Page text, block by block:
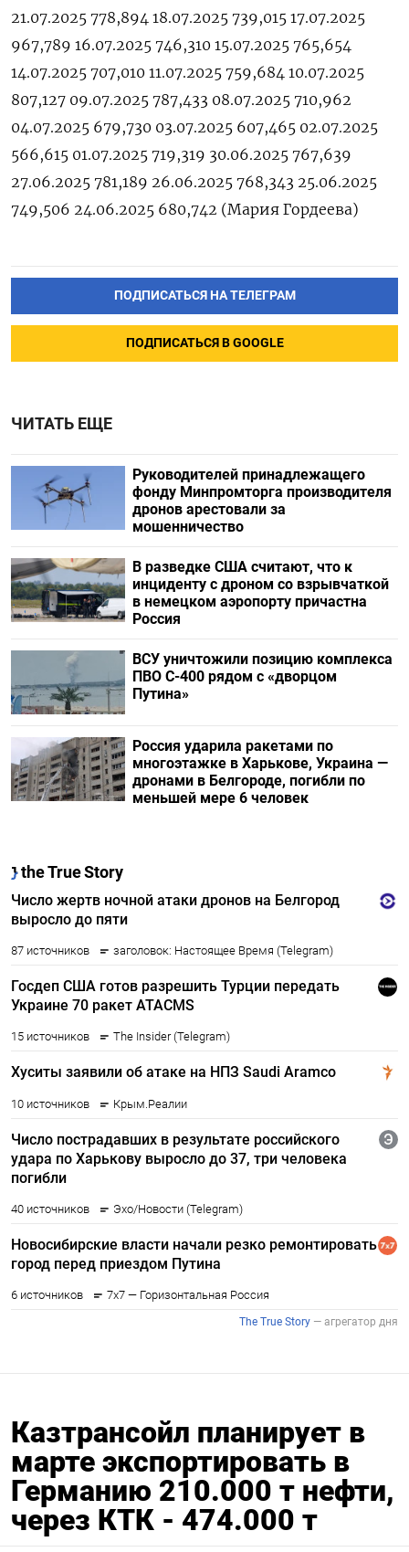
21.07.2025 778,894 18.07.2025 739,015 17.07.2025
967,789 16.07.2025 746,310 15.07.2025 765,654
14.07.2025 707,010 11.07.2025 759,684 10.07.2025
807,127 09.07.2025 787,433 08.07.2025 710,962
04.07.2025 679,730 03.07.2025 607,465 02.07.2025
566,615 01.07.2025 719,319 30.06.2025 767,639
27.06.2025 781,189 26.06.2025 768,343 25.06.2025
749,506 24.06.2025 680,742 (Мария ‌Гордеева)
ПОДПИСАТЬСЯ НА ТЕЛЕГРАМ
ПОДПИСАТЬСЯ В GOOGLE
ЧИТАТЬ ЕЩЕ
Руководителей принадлежащего
фонду Минпромторга производителя
дронов арестовали за
мошенничество
В разведке США считают, что к
инциденту с дроном со взрывчаткой
в немецком аэропорту причастна
Россия
ВСУ уничтожили позицию комплекса
ПВО С-400 рядом с «дворцом
Путина»
Россия ударила ракетами по
многоэтажке в Харькове, Украина —
дронами в Белгороде, погибли по
меньшей мере 6 человек
Казтрансойл планирует в
марте экспортировать в
Германию 210.000 т нефти,
через КТК - 474.000 т